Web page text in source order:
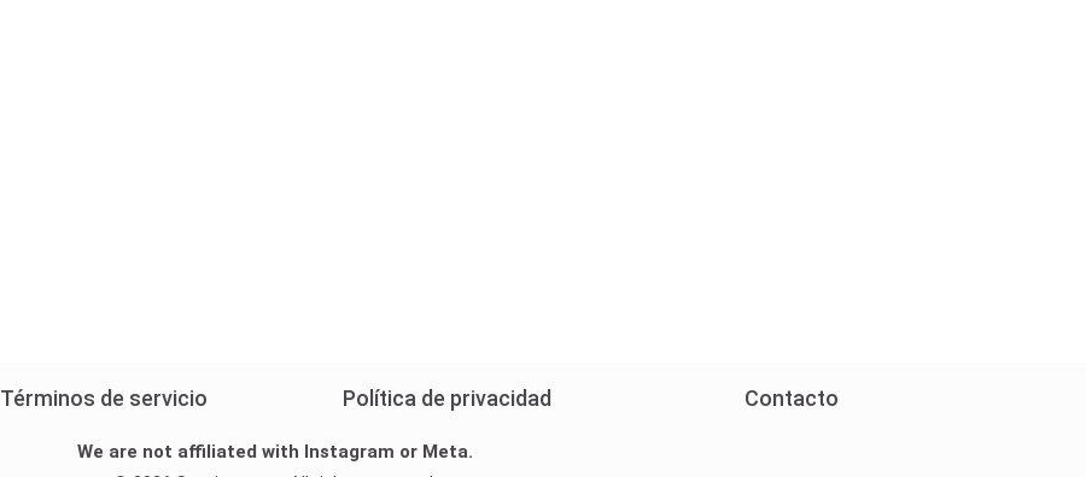
Términos de servicio Política de privacidad Contacto
We are not affiliated with Instagram or Meta.